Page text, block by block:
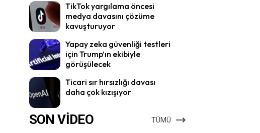
TikTok yargılama öncesi
medya davasını çözüme
kavuşturuyor
Yapay zeka güvenliği testleri
için Trump’ın ekibiyle
görüşülecek
Ticari sır hırsızlığı davası
daha çok kızışıyor
SON VİDEO TÜMÜ